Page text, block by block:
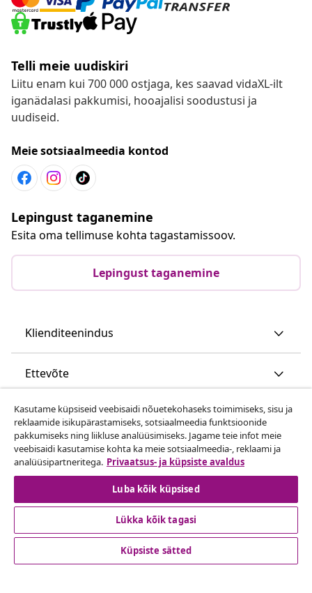
Telli meie uudiskiri
Liitu enam kui 700 000 ostjaga, kes saavad vidaXL-ilt
iganädalasi pakkumisi, hooajalisi soodustusi ja
uudiseid.
Meie sotsiaalmeedia kontod
Lepingust taganemine
Esita oma tellimuse kohta tagastamissoov.
Lepingust taganemine
Klienditeenindus
Ettevõte
vidaXL
Vaata rohkem
© 2008-2026 vidaXL www.vidaxl.ee on vidaXL Marketplace
Kasutame küpsiseid veebisaidi nõuetekohaseks toimimiseks, sisu ja
reklaamide isikupärastamiseks, sotsiaalmeedia funktsioonide
pakkumiseks ning liikluse analüüsimiseks. Jagame teie infot meie
veebisaidi kasutamise kohta ka meie sotsiaalmeedia-, reklaami ja
analüüsipartneritega. Privaatsus- ja küpsiste avaldus
Luba kõik küpsised
Lükka kõik tagasi
Küpsiste sätted